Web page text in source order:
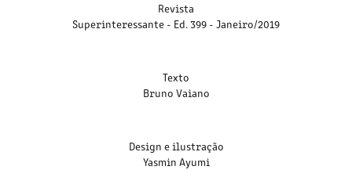
Revista
Superinteressante - Ed. 399 - Janeiro/2019
Texto
Bruno Vaiano
Design e ilustração
Yasmin Ayumi